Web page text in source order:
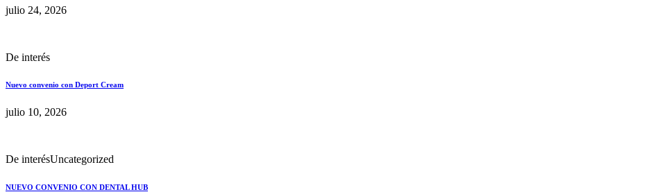
julio 24, 2026
De interés
Nuevo convenio con Deport Cream
julio 10, 2026
De interésUncategorized
NUEVO CONVENIO CON DENTAL HUB